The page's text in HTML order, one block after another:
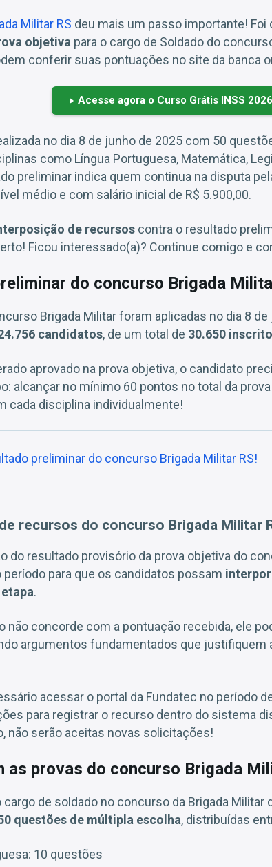
Militar RS deu mais um passo importante! Foi
objetiva para o cargo de Soldado do
conferir suas pontuações no site da banca
Acesse agora o Curso Grátis INSS
no dia 8 de junho de 2025 com 50
como Língua Portuguesa, Matemática,
preliminar indica quem continua na disputa
médio e com salário inicial de R$ 5.900,00.
de recursos contra o resultado
Ficou interessado(a)? Continue comigo e
do concurso Brigada
Brigada Militar foram aplicadas no dia 8
candidatos, de um total de 30.650
aprovado na prova objetiva, o candidato
alcançar no mínimo 60 pontos no total da
cada disciplina individualmente!
preliminar do concurso Brigada Militar RS!
recursos do concurso Brigada Militar
do resultado provisório da prova objetiva do
período para que os candidatos possam
.
não concorde com a pontuação recebida, ele
argumentos fundamentados que justifiquem
acessar o portal da Fundatec no período
para registrar o recurso dentro do sistema
não serão aceitas novas solicitações!
as provas do concurso Brigada
cargo de soldado no concurso da Brigada Militar
questões de múltipla escolha, distribuídas
10 questões